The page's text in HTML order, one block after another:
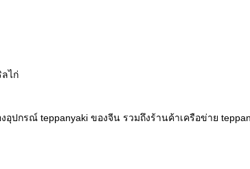
ไก่
ปกรณ์ teppanyaki ของจีน รวมถึงร้านค้าเครือข่าย